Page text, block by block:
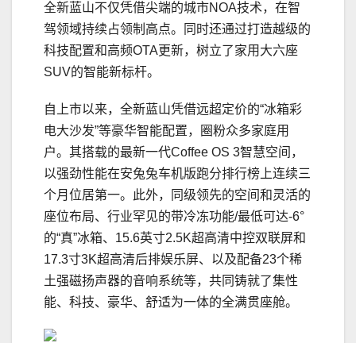
全新蓝山不仅凭借尖端的城市NOA技术，在智
驾领域持续占领制高点。同时还通过打造越级的
科技配置和高频OTA更新，树立了家用大六座
SUV的智能新标杆。
自上市以来，全新蓝山凭借远超定价的“冰箱彩
电大沙发”等豪华智能配置，圈粉众多家庭用
户。其搭载的最新一代Coffee OS 3智慧空间，
以强劲性能在安兔兔车机版跑分排行榜上连续三
个月位居第一。此外，同级领先的空间和灵活的
座位布局、行业罕见的带冷冻功能/最低可达-6°
的“真”冰箱、15.6英寸2.5K超高清中控双联屏和
17.3寸3K超高清后排娱乐屏、以及配备23个稀
土强磁扬声器的音响系统等，共同铸就了集性
能、科技、豪华、舒适为一体的全满贯座舱。